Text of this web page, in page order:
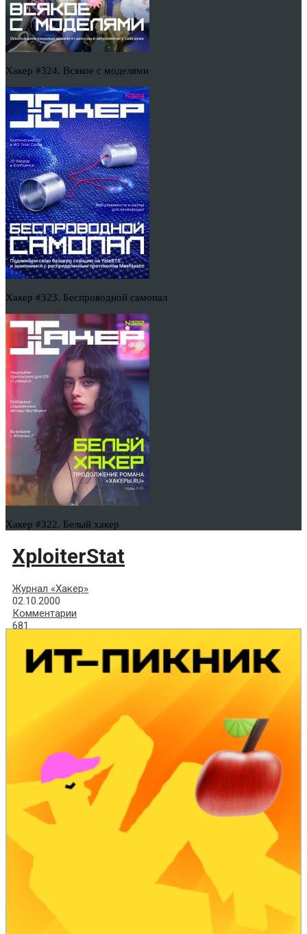
Хакер #324. Всякое с моделями
Хакер #323. Беспроводной самопал
Хакер #322. Белый хакер
XploiterStat
Журнал «Хакер»
02.10.2000
Комментарии
681